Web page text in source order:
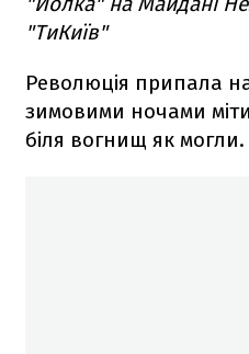
"ТиКиїв"
Революція припала
зимовими ночами
біля вогнищ як могли.